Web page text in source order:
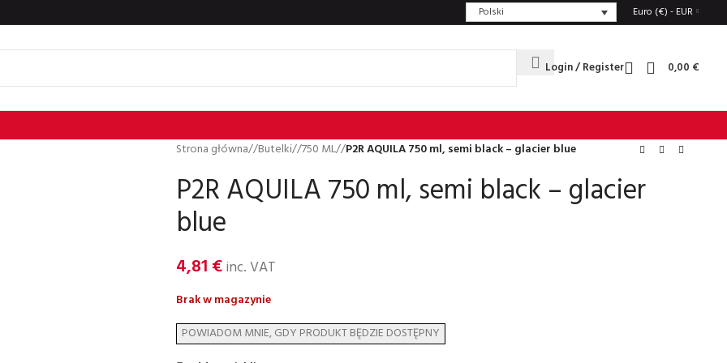
Polski Euro (€) - EUR
Login / Register 0,00 €
Strona główna/ Butelki/ 750 ML/ P2R AQUILA 750 ml, semi black – glacier blue
P2R AQUILA 750 ml, semi black – glacier
blue
4,81 €inc. VAT
Brak w magazynie